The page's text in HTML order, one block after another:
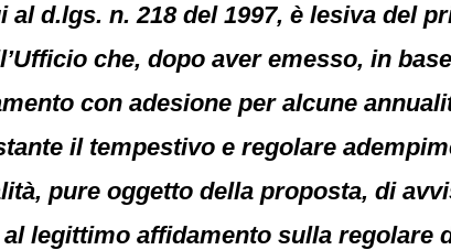
d.lgs. n. 218 del 1997, è lesiva del
che, dopo aver emesso, in
con adesione per alcune
il tempestivo e regolare
pure oggetto della proposta, di
legittimo affidamento sulla regolare